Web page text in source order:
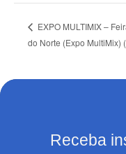
EXPO MULTIMIX –
do Norte (Expo MultiMix)
Receba